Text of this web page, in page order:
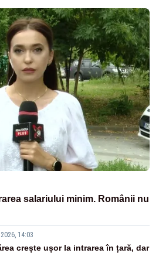
salariului minim. Românii nu
14:03
crește ușor la intrarea în țară, dar